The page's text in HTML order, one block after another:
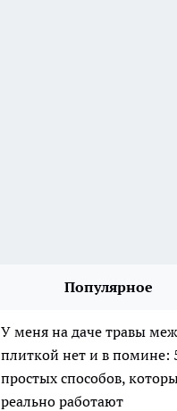
Популярное
У меня на даче травы
плиткой нет и в помине:
простых способов,
реально работают